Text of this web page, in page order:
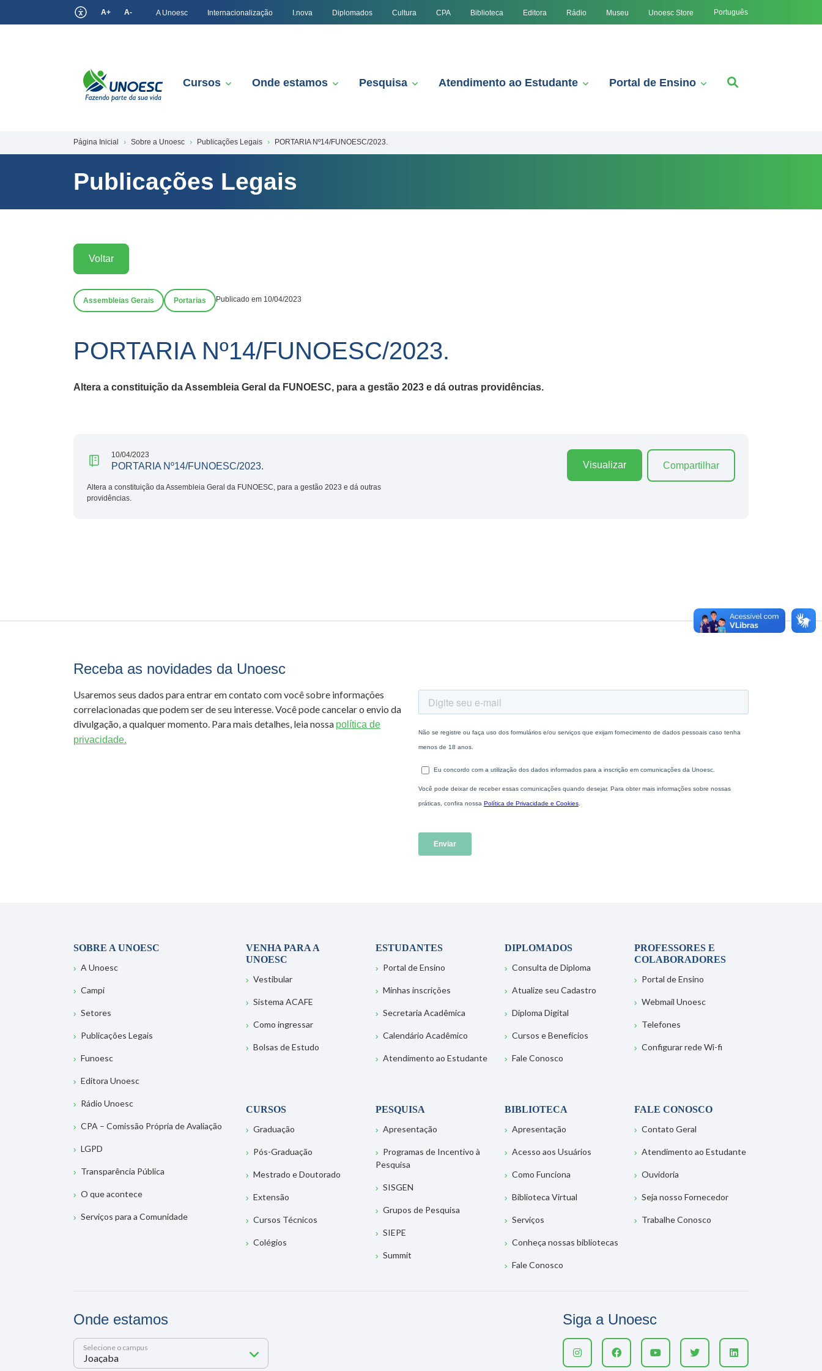
A+ A- A Unoesc Internacionalização I.nova Diplomados Cultura CPA Biblioteca Editora Rádio Museu Unoesc Store Português
Cursos Onde estamos Pesquisa Atendimento ao Estudante Portal de Ensino
Página Inicial Sobre a Unoesc Publicações Legais PORTARIA Nº14/FUNOESC/2023.
Publicações Legais
Voltar
Assembleias Gerais Portarias Publicado em 10/04/2023
PORTARIA Nº14/FUNOESC/2023.
Altera a constituição da Assembleia Geral da FUNOESC, para a gestão 2023 e dá outras providências.
10/04/2023
PORTARIA Nº14/FUNOESC/2023.
Altera a constituição da Assembleia Geral da FUNOESC, para a gestão 2023 e dá outras
providências.
Visualizar Compartilhar
Receba as novidades da Unoesc
Usaremos seus dados para entrar em contato com você sobre informações
correlacionadas que podem ser de seu interesse. Você pode cancelar o envio da
divulgação, a qualquer momento. Para mais detalhes, leia nossa política de
privacidade.
SOBRE A UNOESC
A Unoesc
Campi
Setores
Publicações Legais
Funoesc
Editora Unoesc
Rádio Unoesc
CPA – Comissão Própria de Avaliação
LGPD
Transparência Pública
O que acontece
Serviços para a Comunidade
VENHA PARA A
UNOESC
Vestibular
Sistema ACAFE
Como ingressar
Bolsas de Estudo
ESTUDANTES
Portal de Ensino
Minhas inscrições
Secretaria Acadêmica
Calendário Acadêmico
Atendimento ao Estudante
DIPLOMADOS
Consulta de Diploma
Atualize seu Cadastro
Diploma Digital
Cursos e Benefícios
Fale Conosco
PROFESSORES E
COLABORADORES
Portal de Ensino
Webmail Unoesc
Telefones
Configurar rede Wi-fi
CURSOS
Graduação
Pós-Graduação
Mestrado e Doutorado
Extensão
Cursos Técnicos
Colégios
PESQUISA
Apresentação
Programas de Incentivo à
Pesquisa
SISGEN
Grupos de Pesquisa
SIEPE
Summit
BIBLIOTECA
Apresentação
Acesso aos Usuários
Como Funciona
Biblioteca Virtual
Serviços
Conheça nossas bibliotecas
Fale Conosco
FALE CONOSCO
Contato Geral
Atendimento ao Estudante
Ouvidoria
Seja nosso Fornecedor
Trabalhe Conosco
Onde estamos
Selecione o campus
Siga a Unoesc